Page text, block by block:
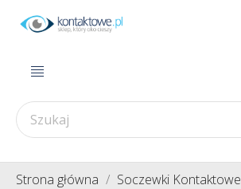
Strona główna Soczewki Kontaktowe